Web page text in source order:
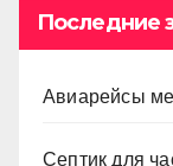
Последние
Авиарейсы
Септик для